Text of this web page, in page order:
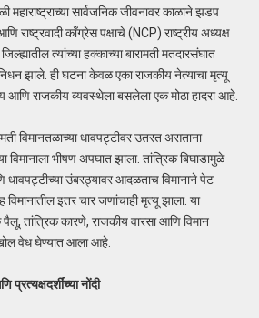
महाराष्ट्राच्या सार्वजनिक जीवनावर काळाने झडप
राष्ट्रवादी काँग्रेस पक्षाचे (NCP) राष्ट्रीय अध्यक्ष
त्यांच्या हक्काच्या बारामती मतदारसंघात
झाले. ही घटना केवळ एका राजकीय नेत्याचा मृत्यू
आणि राजकीय व्यवस्थेला बसलेला एक मोठा हादरा आहे.
विमानतळाच्या धावपट्टीवर उतरत असताना
भीषण अपघात झाला. तांत्रिक बिघाडामुळे
धावपट्टीच्या उंबरठ्यावर आदळताच विमानाने पेट
इतर चार जणांचाही मृत्यू झाला. या
तांत्रिक कारणे, राजकीय वारसा आणि विमान
वेध घेण्यात आला आहे.
नोंदी